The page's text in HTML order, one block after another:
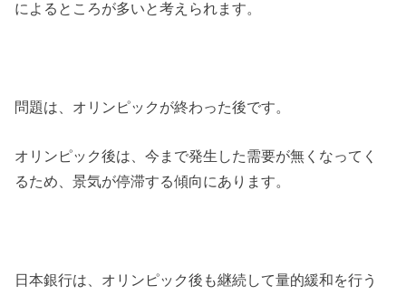
によるところが多いと考えられます。
問題は、オリンピックが終わった後です。
オリンピック後は、今まで発生した需要が無くなってく
るため、景気が停滞する傾向にあります。
日本銀行は、オリンピック後も継続して量的緩和を行う